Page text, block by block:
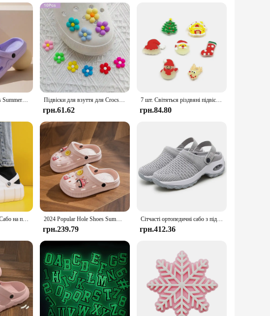
from high-quality Croslite material, these clogs are not only
design with a Croslite band provides additional durability, making them
your child's safety on wet or slippery surfaces, making it an ideal choice
on your child's feet, whether they're running, jumping, or simply
is a staple in every child's wardrobe. Available in a range of sizes to fit
kids, making them a popular choice among vendors and suppliers. With
for their children.
Garden Clogs Womens Summer Beach Sandals Outdoor Wide Toe Holey Shoes for Ladies Mens Sandals House Shower Slippers Підвіски для взуття для Crocs 10/20/30 шт. Барвисті квіти Серія Декорація Преміальна якість Популярні аксесуари Чудовий подарунок
грн.61.62
7 шт. Світяться різдвяні підвіски для взуття для Crocs для Bubble Slides Сандалі Санта-Клаус Тапочки Аксесуари Подарунок на Різдво
грн.84.80
Літні жіночі тапочки Сабо на платформі Взуття для саду на відкритому повітрі Жіночі сандалі для басейну В'єтнамки для ванної кімнати Мюли Жіночі пляжні гірки 2024 Popular Hole Shoes Summer High Heel Thick Sole Anti Slip Couple Beach Drifting Shoes for Men and Women
грн.239.79
Сітчасті ортопедичні сабо з підтримкою арки Повсякденні літні пляжні сандалі Дихаючі вуличні тапочки для жінок
грн.412.36